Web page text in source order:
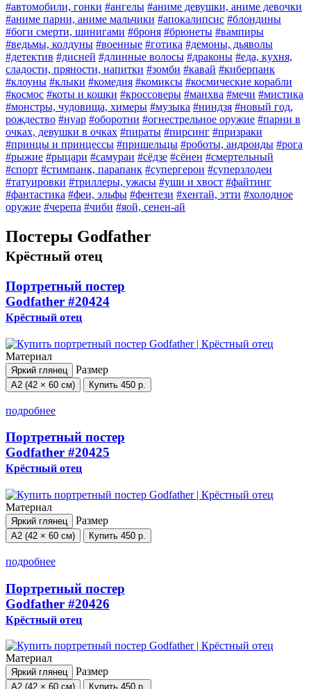
#автомобили, гонки #ангелы #аниме девушки, аниме девочки
#аниме парни, аниме мальчики #апокалипсис #блондины
#боги смерти, шинигами #броня #брюнеты #вампиры
#ведьмы, колдуны #военные #готика #демоны, дьяволы
#детектив #дисней #длинные волосы #драконы #еда, кухня,
сладости, пряности, напитки #зомби #кавай #киберпанк
#клоуны #клыки #комедия #комиксы #космические корабли
#космос #коты и кошки #кроссоверы #манхва #мечи #мистика
#монстры, чудовища, химеры #музыка #ниндзя #новый год,
рождество #нуар #оборотни #огнестрельное оружие #парни в
очках, девушки в очках #пираты #пирсинг #призраки
#принцы и принцессы #пришельцы #роботы, андроиды #рога
#рыжие #рыцари #самураи #сёдзе #сёнен #смертельный
#спорт #стимпанк, парапанк #супергерои #суперзлодеи
#татуировки #триллеры, ужасы #уши и хвост #файтинг
#фантастика #феи, эльфы #фентези #хентай, этти #холодное
оружие #черепа #чиби #яой, сенен-ай
Постеры Godfather
Крёстный отец
Портретный постер
Godfather #20424
Крёстный отец
Материал
Яркий глянец Размер
А2 (42 × 60 см) Купить 450 р.
подробнее
Портретный постер
Godfather #20425
Крёстный отец
Материал
Яркий глянец Размер
А2 (42 × 60 см) Купить 450 р.
подробнее
Портретный постер
Godfather #20426
Крёстный отец
Материал
Яркий глянец Размер
А2 (42 × 60 см) Купить 450 р.